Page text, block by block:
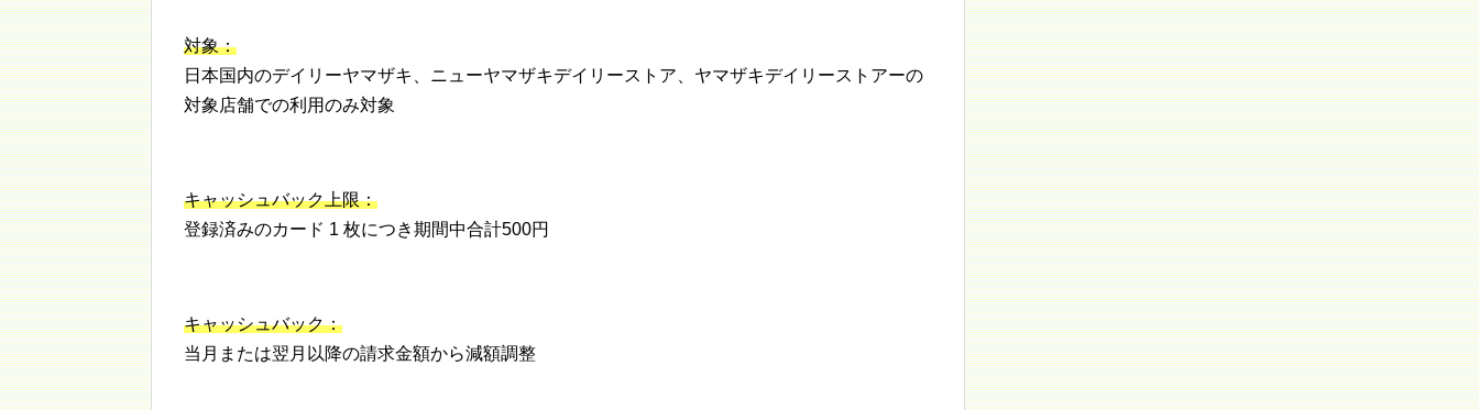
対象：
日本国内のデイリーヤマザキ、ニューヤマザキデイリーストア、ヤマザキデイリーストアーの
対象店舗での利用のみ対象
キャッシュバック上限：
登録済みのカード 1 枚につき期間中合計500円
キャッシュバック：
当月または翌月以降の請求金額から減額調整